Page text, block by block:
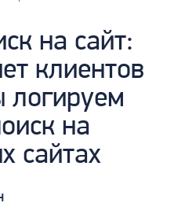
на сайт:
клиентов
логируем
на
сайтах